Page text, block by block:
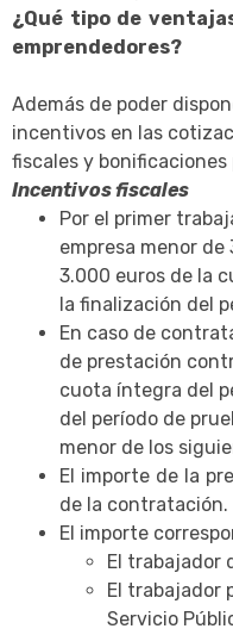
¿Qué tipo de
emprendedores?
Además de poder
incentivos en las
fiscales y
Incentivos fiscales
Por el primer
empresa menor
3.000 euros de la
la finalización del
En caso de
de prestación
cuota íntegra del
del período de
menor de los
El importe de la
de la contratación.
El importe
El trabajador
El trabajador
Servicio